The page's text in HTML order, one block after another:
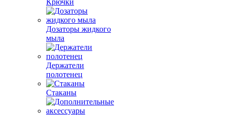
Крючки
Дозаторы жидкого
мыла
Держатели
полотенец
Стаканы